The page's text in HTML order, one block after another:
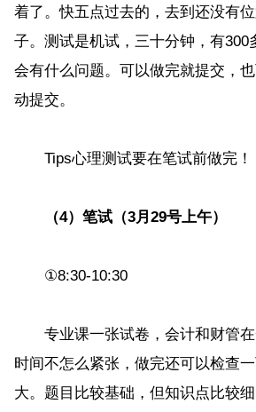
着了。快五点过去的，去到还没有
子。测试是机试，三十分钟，有300
会有什么问题。可以做完就提交，
动提交。
Tips心理测试要在笔试前做完！
（4）笔试（3月29号上午）
①8:30-10:30
专业课一张试卷，会计和财管在
时间不怎么紧张，做完还可以检查
大。题目比较基础，但知识点比较